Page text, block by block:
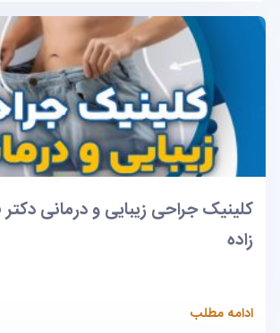
کلینیک جراحی زیبایی و درمانی دکتر
زاده
ادامه مطلب